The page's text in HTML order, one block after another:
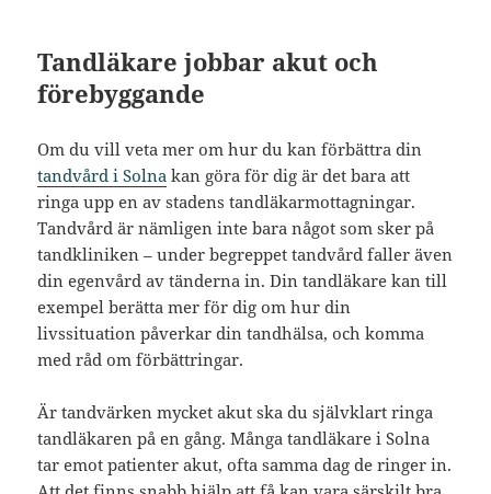
Tandläkare jobbar akut och
förebyggande
Om du vill veta mer om hur du kan förbättra din
tandvård i Solna kan göra för dig är det bara att
ringa upp en av stadens tandläkarmottagningar.
Tandvård är nämligen inte bara något som sker på
tandkliniken – under begreppet tandvård faller även
din egenvård av tänderna in. Din tandläkare kan till
exempel berätta mer för dig om hur din
livssituation påverkar din tandhälsa, och komma
med råd om förbättringar.
Är tandvärken mycket akut ska du självklart ringa
tandläkaren på en gång. Många tandläkare i Solna
tar emot patienter akut, ofta samma dag de ringer in.